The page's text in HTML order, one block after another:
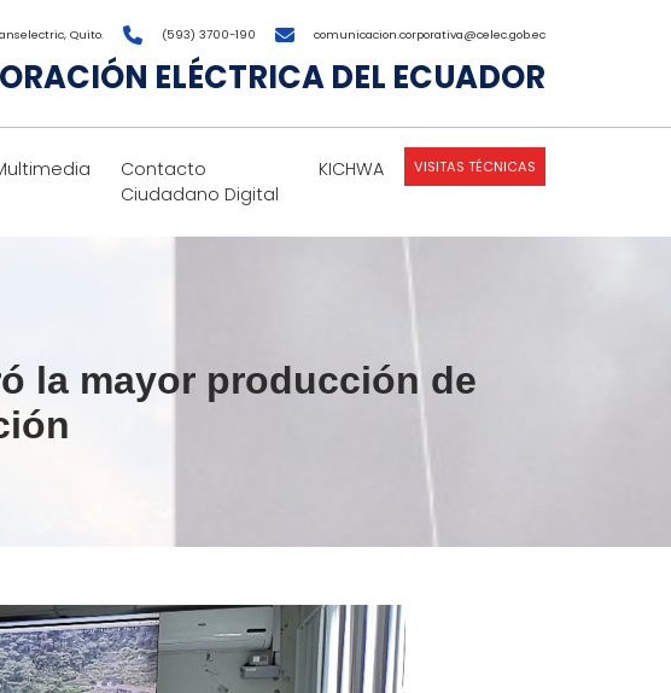
Quito. (593) 3700-190 comunicacion.corporativa@celec.gob.ec
ELÉCTRICA DEL ECUADOR
Contacto
Ciudadano Digital
KICHWA VISITAS TÉCNICAS
la mayor producción de